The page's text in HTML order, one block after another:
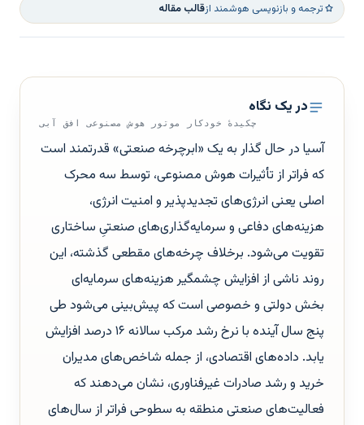
ترجمه و بازنویسی هوشمند ازقالب مقاله
در یک نگاه
چکیدهٔ خودکار موتور هوش مصنوعی افق آبی
آسیا در حال گذار به یک «ابرچرخه صنعتی» قدرتمند است
که فراتر از تأثیرات هوش مصنوعی، توسط سه محرک
اصلی یعنی انرژی‌های تجدیدپذیر و امنیت انرژی،
هزینه‌های دفاعی و سرمایه‌گذاری‌های صنعتیِ ساختاری
تقویت می‌شود. برخلاف چرخه‌های مقطعی گذشته، این
روند ناشی از افزایش چشمگیر هزینه‌های سرمایه‌ای
بخش دولتی و خصوصی است که پیش‌بینی می‌شود طی
پنج سال آینده با نرخ رشد مرکب سالانه ۱۶ درصد افزایش
یابد. داده‌های اقتصادی، از جمله شاخص‌های مدیران
خرید و رشد صادرات غیرفناوری، نشان می‌دهند که
فعالیت‌های صنعتی منطقه به سطوحی فراتر از سال‌های